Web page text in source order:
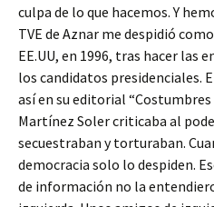
culpa de lo que hacemos. Y
TVE de Aznar me despidió
EE.UU, en 1996, tras hacer las
los candidatos presidenciales.
así en su editorial “Costumbres
Martínez Soler criticaba al
secuestraban y torturaban.
democracia solo lo despiden.
de información no la